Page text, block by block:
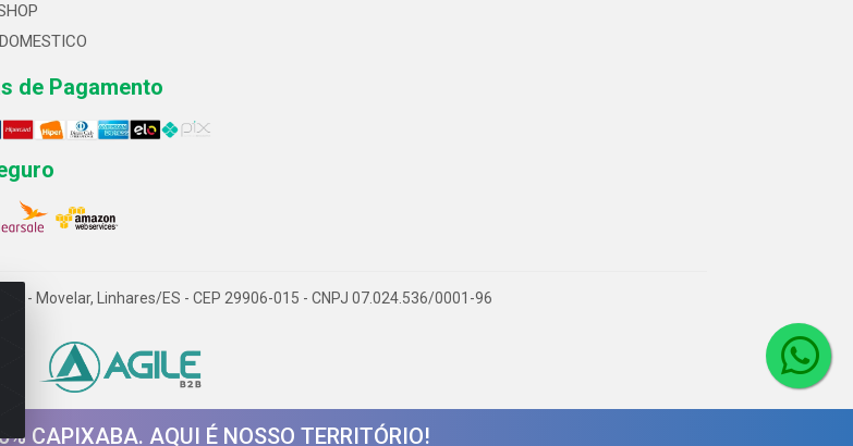
de Pagamento
- Movelar, Linhares/ES - CEP 29906-015 - CNPJ 07.024.536/0001-96
CAPIXABA. AQUI É NOSSO TERRITÓRIO!